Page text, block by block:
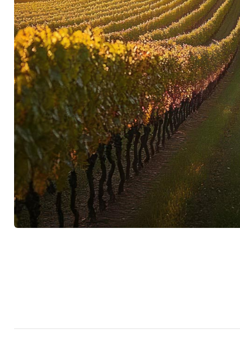
Grösse ist die Philosophie des Hauses bis
Weine entstehen im Weinberg. Deshalb
konsequenten Arbeit in den Reben.
nachhaltige Bewirtschaftung und eine
für charaktervolle Weine, die ihre
wird bewusst behutsam gearbeitet, damit
bewahren kann.
Eleganz als Handschrift
Ob in Pomerol, Saint-Émilion oder im
Moueix verbindet eine gemeinsame
und aussergewöhnliche Langlebigkeit,
Augen zu verlieren. Diese
hat die Familie Moueix zu einer der
gemacht.